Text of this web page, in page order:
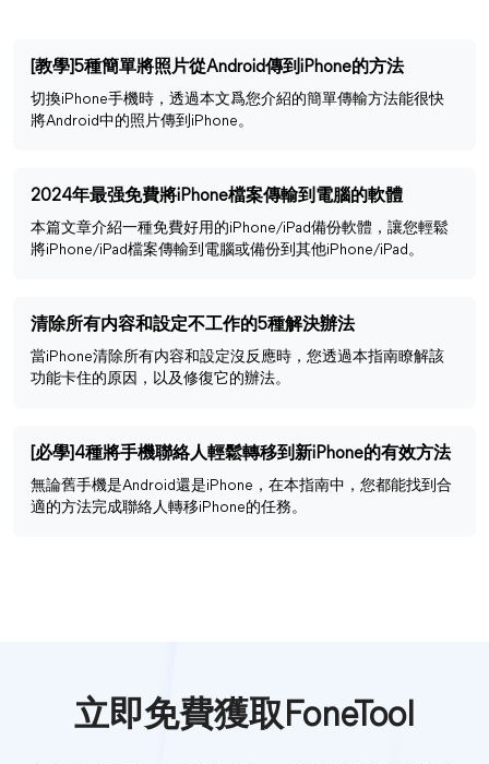
[教學]5種簡單將照片從Android傳到iPhone的方法
切換iPhone手機時，透過本文爲您介紹的簡單傳輸方法能很快
將Android中的照片傳到iPhone。
2024年最强免費將iPhone檔案傳輸到電腦的軟體
本篇文章介紹一種免費好用的iPhone/iPad備份軟體，讓您輕鬆
將iPhone/iPad檔案傳輸到電腦或備份到其他iPhone/iPad。
清除所有内容和設定不工作的5種解決辦法
當iPhone清除所有内容和設定沒反應時，您透過本指南瞭解該
功能卡住的原因，以及修復它的辦法。
[必學]4種將手機聯絡人輕鬆轉移到新iPhone的有效方法
無論舊手機是Android還是iPhone，在本指南中，您都能找到合
適的方法完成聯絡人轉移iPhone的任務。
立即免費獲取FoneTool